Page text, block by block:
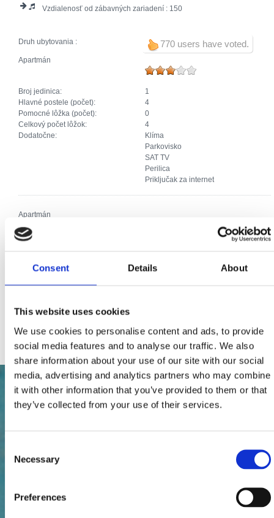
Consent Details About
This website uses cookies
We use cookies to personalise content and ads, to provide
social media features and to analyse our traffic. We also
share information about your use of our site with our social
media, advertising and analytics partners who may combine
it with other information that you’ve provided to them or that
they’ve collected from your use of their services.
Selection
Necessary
Preferences
Vzdialenosť od zábavných zariadení : 150
770 users have voted.
Druh ubytovania :
Apartmán
Broj jedinica:
1
Hlavné postele (počet):
4
Pomocné lôžka (počet):
0
Celkový počet lôžok:
4
Dodatočne:
Klíma
Parkovisko
SAT TV
Perilica
Priključak za internet
Apartmán
Pomocné lôžka (počet):
1